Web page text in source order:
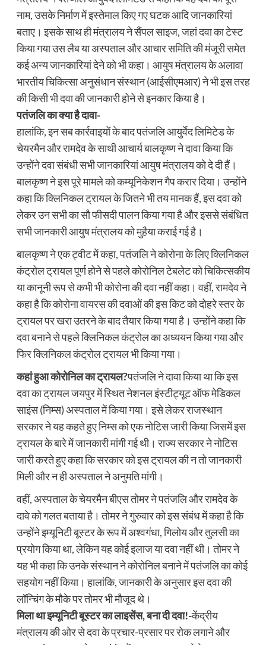
नाम, उसके निर्माण में इस्तेमाल किए गए घटक आदि जानकारियां
बताए। इसके साथ ही मंत्रालय ने सैंपल साइज, जहां दवा का टेस्ट
किया गया उस लैब या अस्पताल और आचार समिति की मंजूरी समेत
कई अन्य जानकारियां देने को भी कहा। आयुष मंत्रालय के अलावा
भारतीय चिकित्सा अनुसंधान संस्थान (आईसीएमआर) ने भी इस तरह
की किसी भी दवा की जानकारी होने से इनकार किया है।
पतंजलि का क्या है दावा-
हालांकि, इन सब कार्रवाइयों के बाद पतंजलि आयुर्वेद लिमिटेड के
चेयरमैन और रामदेव के साथी आचार्य बालकृष्ण ने दावा किया कि
उन्होंने दवा संबंधी सभी जानकारियां आयुष मंत्रालय को दे दी हैं।
बालकृष्ण ने इस पूरे मामले को कम्यूनिकेशन गैप करार दिया। उन्होंने
कहा कि क्लिनिकल ट्रायल के जितने भी तय मानक हैं, इस दवा को
लेकर उन सभी का सौ फीसदी पालन किया गया है और इससे संबंधित
सभी जानकारी आयुष मंत्रालय को मुहैया कराई गई है।
बालकृष्ण ने एक ट्वीट में कहा, पतंजलि ने कोरोना के लिए क्लिनिकल
कंट्रोल ट्रायल पूर्ण होने से पहले कोरोनिल टेबलेट को चिकित्सकीय
या कानूनी रूप से कभी भी कोरोना की दवा नहीं कहा। वहीं, रामदेव ने
कहा है कि कोरोना वायरस की दवाओं की इस किट को दोहरे स्तर के
ट्रायल पर खरा उतरने के बाद तैयार किया गया है। उन्होंने कहा कि
दवा बनाने से पहले क्लिनिकल कंट्रोल का अध्ययन किया गया और
फिर क्लिनिकल कंट्रोल ट्रायल भी किया गया।
कहां हुआ कोरोनिल का ट्रायल?पतंजलि ने दावा किया था कि इस
दवा का ट्रायल जयपुर में स्थित नेशनल इंस्टीट्यूट ऑफ मेडिकल
साइंस (निम्स) अस्पताल में किया गया। इसे लेकर राजस्थान
सरकार ने यह कहते हुए निम्स को एक नोटिस जारी किया जिसमें इस
ट्रायल के बारे में जानकारी मांगी गई थी। राज्य सरकार ने नोटिस
जारी करते हुए कहा कि सरकार को इस ट्रायल की न तो जानकारी
मिली और न ही अस्पताल ने अनुमति मांगी।
वहीं, अस्पताल के चेयरमैन बीएस तोमर ने पतंजलि और रामदेव के
दावे को गलत बताया है। तोमर ने गुरुवार को इस संबंध में कहा है कि
उन्होंने इम्यूनिटी बूस्टर के रूप में अश्वगंधा, गिलोय और तुलसी का
प्रयोग किया था, लेकिन यह कोई इलाज या दवा नहीं थी। तोमर ने
यह भी कहा कि उनके संस्थान ने कोरोनिल बनाने में पतंजलि का कोई
सहयोग नहीं किया। हालांकि, जानकारी के अनुसार इस दवा की
लॉन्चिंग के मौके पर तोमर भी मौजूद थे।
मिला था इम्यूनिटी बूस्टर का लाइसेंस, बना दी दवा!-केंद्रीय
मंत्रालय की ओर से दवा के प्रचार-प्रसार पर रोक लगाने और